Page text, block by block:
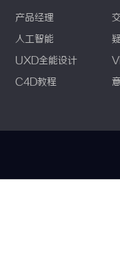
产品经理
人工智能
UXD全能设计
C4D教程